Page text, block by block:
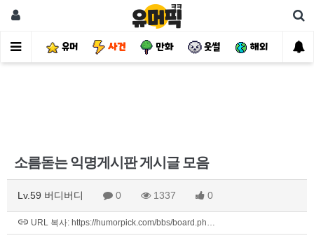
유머 사건 만화 웃썰 해외 핫
소름돋는 익명게시판 게시글 모음
Lv.59 버디버디 0 1337 0
URL 복사: https://humorpick.com/bbs/board.ph…